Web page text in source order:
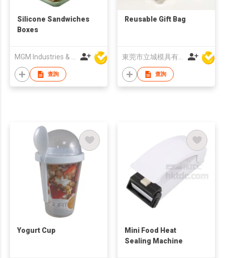
Silicone Sandwiches
Boxes
查詢
Reusable Gift Bag
查詢
Yogurt Cup
Mini Food Heat
Sealing Machine